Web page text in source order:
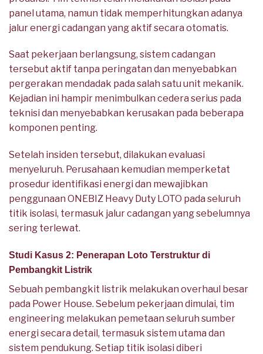
panel utama, namun tidak memperhitungkan adanya
jalur energi cadangan yang aktif secara otomatis.
Saat pekerjaan berlangsung, sistem cadangan
tersebut aktif tanpa peringatan dan menyebabkan
pergerakan mendadak pada salah satu unit mekanik.
Kejadian ini hampir menimbulkan cedera serius pada
teknisi dan menyebabkan kerusakan pada beberapa
komponen penting.
Setelah insiden tersebut, dilakukan evaluasi
menyeluruh. Perusahaan kemudian memperketat
prosedur identifikasi energi dan mewajibkan
penggunaan ONEBIZ Heavy Duty LOTO pada seluruh
titik isolasi, termasuk jalur cadangan yang sebelumnya
sering terlewat.
Studi Kasus 2: Penerapan Loto Terstruktur di
Pembangkit Listrik
Sebuah pembangkit listrik melakukan overhaul besar
pada Power House. Sebelum pekerjaan dimulai, tim
engineering melakukan pemetaan seluruh sumber
energi secara detail, termasuk sistem utama dan
sistem pendukung. Setiap titik isolasi diberi